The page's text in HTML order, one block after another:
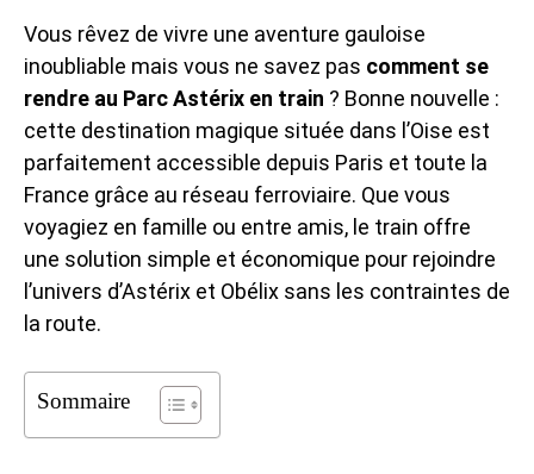
Vous rêvez de vivre une aventure gauloise
inoubliable mais vous ne savez pas comment se
rendre au Parc Astérix en train ? Bonne nouvelle :
cette destination magique située dans l’Oise est
parfaitement accessible depuis Paris et toute la
France grâce au réseau ferroviaire. Que vous
voyagiez en famille ou entre amis, le train offre
une solution simple et économique pour rejoindre
l’univers d’Astérix et Obélix sans les contraintes de
la route.
Sommaire